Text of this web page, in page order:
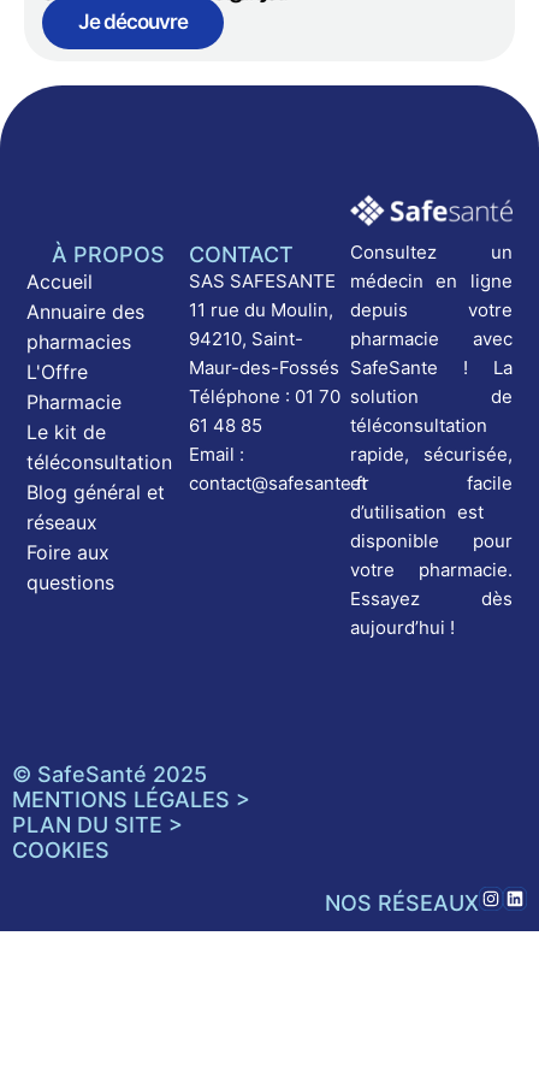
Je découvre
Consultez un
médecin en ligne
depuis votre
pharmacie avec
SafeSante ! La
solution de
téléconsultation
rapide, sécurisée,
et facile
d’utilisation est
disponible pour
votre pharmacie.
Essayez dès
aujourd’hui !
CONTACT
SAS SAFESANTE
11 rue du Moulin,
94210, Saint-
Maur-des-Fossés
Téléphone : 01 70
61 48 85
Email :
contact@safesante.fr
À PROPOS
Accueil
Annuaire des
pharmacies
L'Offre
Pharmacie
Le kit de
téléconsultation
Blog général et
réseaux
Foire aux
questions
© SafeSanté 2025
MENTIONS LÉGALES >
PLAN DU SITE >
COOKIES
NOS RÉSEAUX